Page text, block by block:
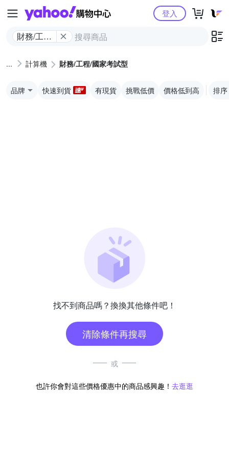
Yahoo購物中心
財務/工程/
型
登入
計算機 財務/工程/國家考試型
品牌 快速到貨 有現貨 挑戰低價 價格低到高 排序
找不到商品嗎？換換其他條件吧！
清除條件再搜尋
或
也許你會對這些價格優惠中的商品感興趣！ 去逛逛